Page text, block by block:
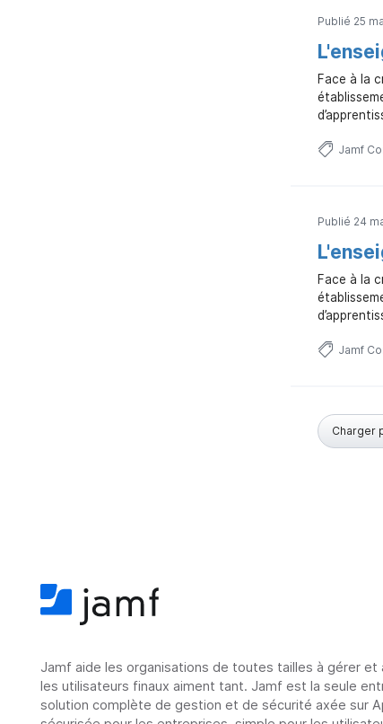
Publié 25
Face à la
Jamf
Publié 24
Face à la
Jamf
Charger
Jamf aide les organisations de toutes tailles à gérer et
les utilisateurs finaux aiment tant. Jamf est la seule
solution complète de gestion et de sécurité axée sur